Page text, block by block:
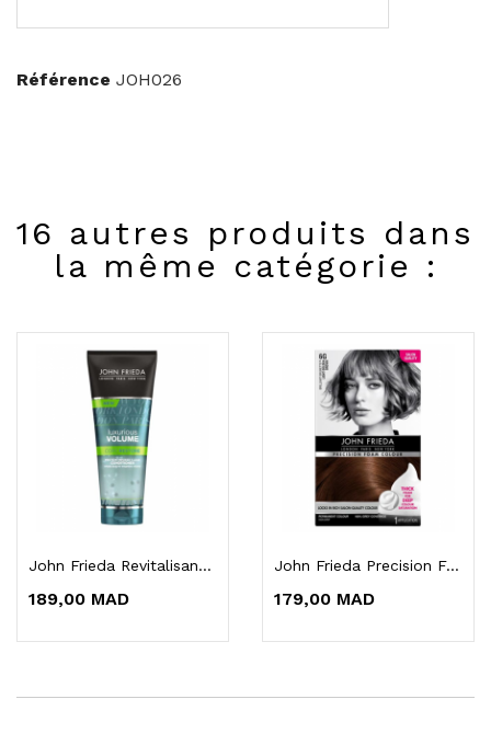
Référence JOH026
16 autres produits dans
la même catégorie :
John Frieda Revitalisant Luxurious Volume Core...
189,00 MAD
John Frieda Precision Foam Color 6G Châtain...
179,00 MAD